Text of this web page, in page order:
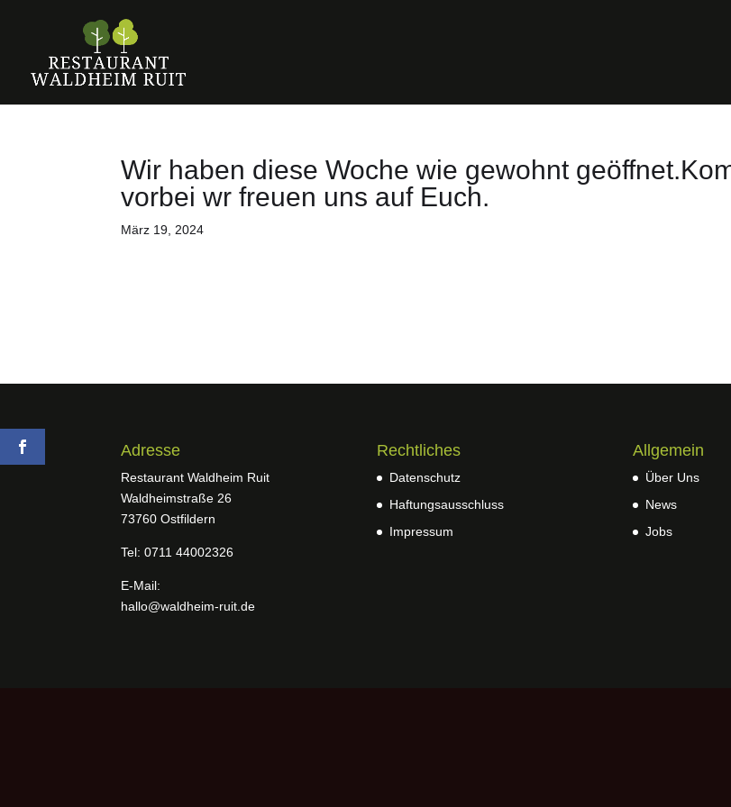
Wir haben diese Woche wie gewohnt
vorbei wr freuen uns auf Euch.
März 19, 2024
Adresse
Restaurant Waldheim Ruit
Waldheimstraße 26
73760 Ostfildern
Tel: 0711 44002326
E-Mail:
hallo@waldheim-ruit.de
Rechtliches
Datenschutz
Haftungsausschluss
Impressum
Allgemein
Über Uns
News
Jobs